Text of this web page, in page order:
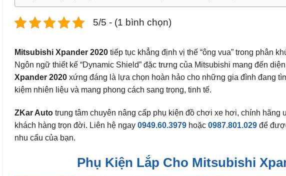
5/5 - (1 bình chọn)
Mitsubishi Xpander 2020 tiếp tục khẳng định vị thế “ông vua” trong phân
Ngôn ngữ thiết kế “Dynamic Shield” đặc trưng của Mitsubishi mang đến
Xpander 2020 xứng đáng là lựa chọn hoàn hảo cho những gia đình đang
kiệm nhiên liệu và mang phong cách sang trọng, tinh tế.
ZKar Auto trung tâm chuyên nâng cấp phụ kiện đồ chơi xe hơi, chính
khách hàng trọn đời. Liên hệ ngay 0949.60.3979 hoặc 0987.801.029 để
nhu cẩu của bạn.
Phụ Kiện Lắp Cho Mitsubishi